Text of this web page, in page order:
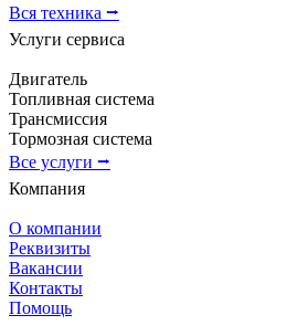
Вся техника ⭢
Услуги сервиса
Двигатель
Топливная система
Трансмиссия
Тормозная система
Все услуги ⭢
Компания
О компании
Реквизиты
Вакансии
Контакты
Помощь